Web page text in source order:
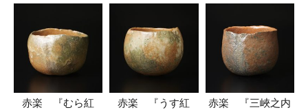
赤楽 『むら紅
赤楽 『うす紅
赤楽 『三峽之内